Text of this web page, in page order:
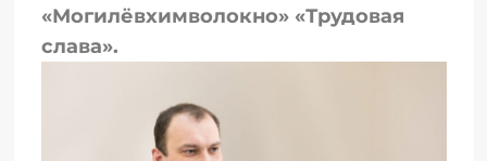
«Могилёвхимволокно» «Трудовая
слава».